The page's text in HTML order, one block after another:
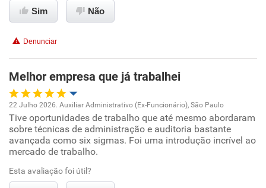
Conciliação com a vida familiar
Recomenda esta empresa
Recomenda a diretoria
Sim Não
Denunciar
Melhor empresa que já trabalhei
Oportunidade de promoção
Ambiente de trabalho
Conciliação com a vida familiar
22 Julho 2026. Auxiliar Administrativo (Ex-Funcionário), São Paulo
Tive oportunidades de trabalho que até mesmo abordaram
sobre técnicas de administração e auditoria bastante
avançada como six sigmas. Foi uma introdução incrível ao
mercado de trabalho.
Esta avaliação foi útil?